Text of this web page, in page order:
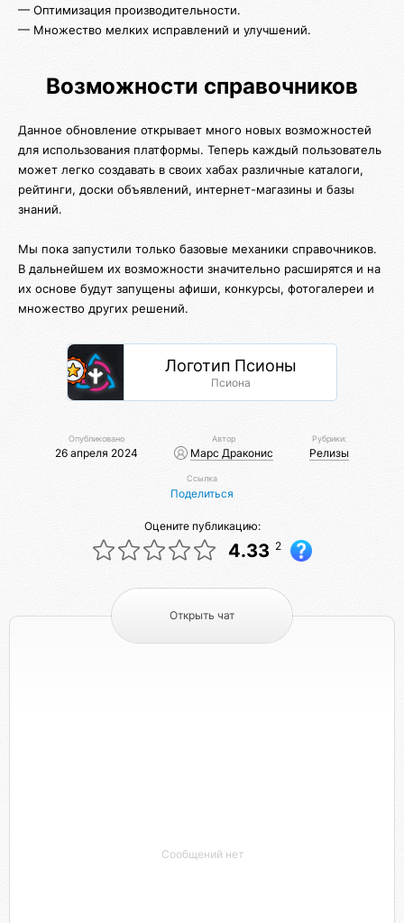
— Оптимизация производительности.
— Множество мелких исправлений и улучшений.
Возможности справочников
Данное обновление открывает много новых возможностей
для использования платформы. Теперь каждый пользователь
может легко создавать в своих хабах различные каталоги,
рейтинги, доски объявлений, интернет-магазины и базы
знаний.
Мы пока запустили только базовые механики справочников.
В дальнейшем их возможности значительно расширятся и на
их основе будут запущены афиши, конкурсы, фотогалереи и
множество других решений.
Логотип Псионы
Псиона
Опубликовано
26 апреля 2024
Автор
Марс Драконис
Рубрики:
Релизы
Ссылка
Поделиться
Оцените публикацию:
4.33 2
Открыть чат
Сообщений нет